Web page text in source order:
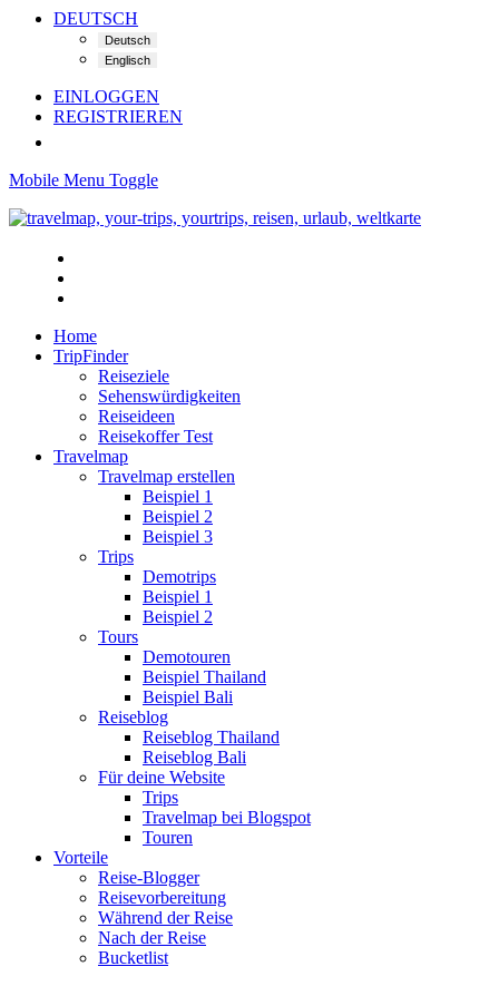
DEUTSCH
EINLOGGEN
REGISTRIEREN
Mobile Menu Toggle
Home
TripFinder
Reiseziele
Sehenswürdigkeiten
Reiseideen
Reisekoffer Test
Travelmap
Travelmap erstellen
Beispiel 1
Beispiel 2
Beispiel 3
Trips
Demotrips
Beispiel 1
Beispiel 2
Tours
Demotouren
Beispiel Thailand
Beispiel Bali
Reiseblog
Reiseblog Thailand
Reiseblog Bali
Für deine Website
Trips
Travelmap bei Blogspot
Touren
Vorteile
Reise-Blogger
Reisevorbereitung
Während der Reise
Nach der Reise
Bucketlist